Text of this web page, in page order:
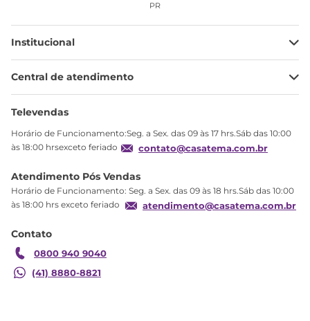
PR
Institucional
Minha Conta
Meus pedidos
Troca
Formas de Pagamento
Garantia
Central de atendimento
Ajuda
Televendas
Horário de Funcionamento:Seg. a Sex. das 09 às 17 hrs.Sáb das 10:00
às 18:00 hrsexceto feriado
contato@casatema.com.br
Atendimento Pós Vendas
Horário de Funcionamento: Seg. a Sex. das 09 às 18 hrs.Sáb das 10:00
às 18:00 hrs exceto feriado
atendimento@casatema.com.br
Contato
0800 940 9040
(41) 8880-8821